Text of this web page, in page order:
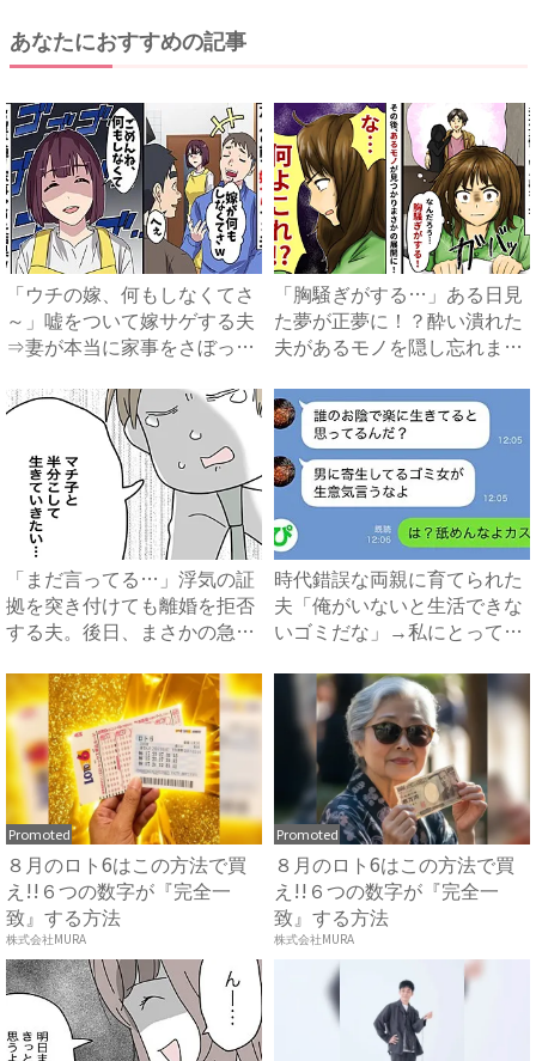
あなたにおすすめの記事
「ウチの嫁、何もしなくてさ
～」嘘をついて嫁サゲする夫
⇒妻が本当に家事をさぼった
「胸騒ぎがする…」ある日見
た夢が正夢に！？酔い潰れた
夫があるモノを隠し忘れまさ
「まだ言ってる…」浮気の証
拠を突き付けても離婚を拒否
する夫。後日、まさかの急展
時代錯誤な両親に育てられた
夫「俺がいないと生活できな
いゴミだな」→私にとっての
Promoted
８月のロト6はこの方法で買
え!!６つの数字が『完全一
致』する方法
株式会社MURA
Promoted
８月のロト6はこの方法で買
え!!６つの数字が『完全一
致』する方法
株式会社MURA